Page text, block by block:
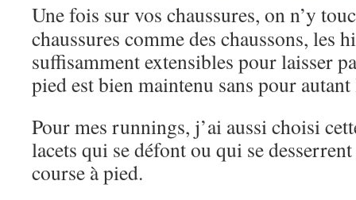
Une fois sur vos chaussures, on n’y
chaussures comme des chaussons, les
suffisamment extensibles pour laisser
pied est bien maintenu sans pour
Pour mes runnings, j’ai aussi choisi
lacets qui se défont ou qui se
course à pied.